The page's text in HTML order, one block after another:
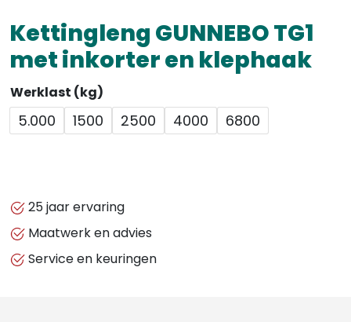
Kettingleng GUNNEBO TG1
met inkorter en klephaak
Werklast (kg)
5.000 1500 2500 4000 6800
25 jaar ervaring
Maatwerk en advies
Service en keuringen